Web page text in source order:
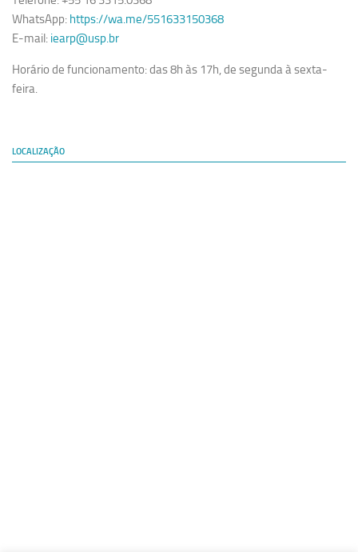
WhatsApp: https://wa.me/551633150368
E-mail: iearp@usp.br
Horário de funcionamento: das 8h às 17h, de segunda à sexta-
feira.
LOCALIZAÇÃO